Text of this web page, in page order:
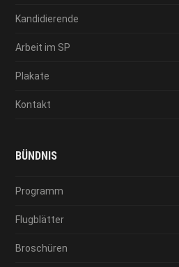
Kandidierende
Arbeit im SP
Plakate
Kontakt
BÜNDNIS
Programm
Flugblätter
Broschüren